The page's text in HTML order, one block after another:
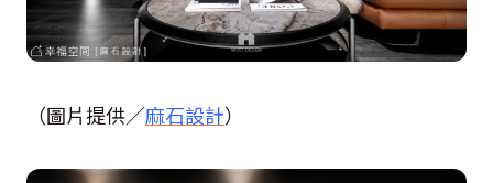
（圖片提供／麻石設計）